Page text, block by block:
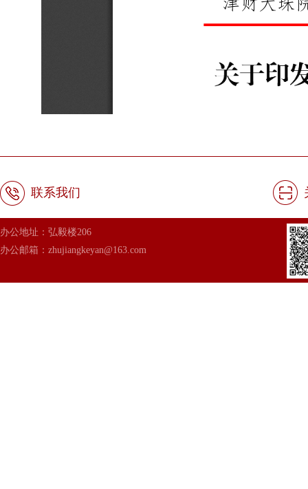
联系我们
办公地址：弘毅楼206
办公邮箱：zhujiangkeyan@163.com